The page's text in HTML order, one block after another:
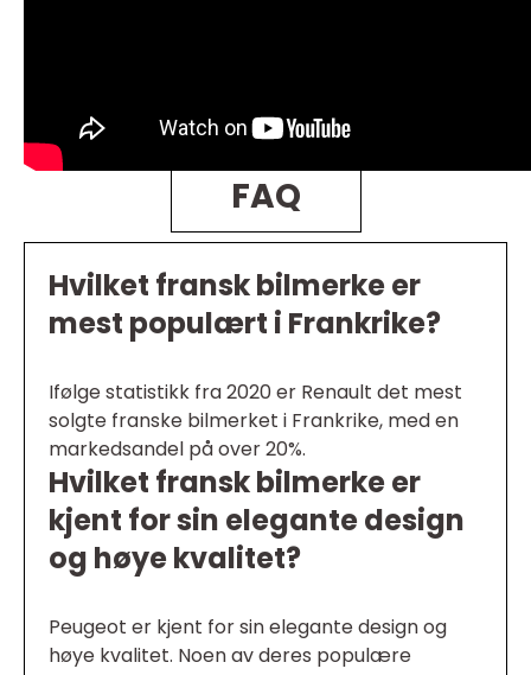
FAQ
Hvilket fransk bilmerke er
mest populært i Frankrike?
Ifølge statistikk fra 2020 er Renault det mest
solgte franske bilmerket i Frankrike, med en
markedsandel på over 20%.
Hvilket fransk bilmerke er
kjent for sin elegante design
og høye kvalitet?
Peugeot er kjent for sin elegante design og
høye kvalitet. Noen av deres populære